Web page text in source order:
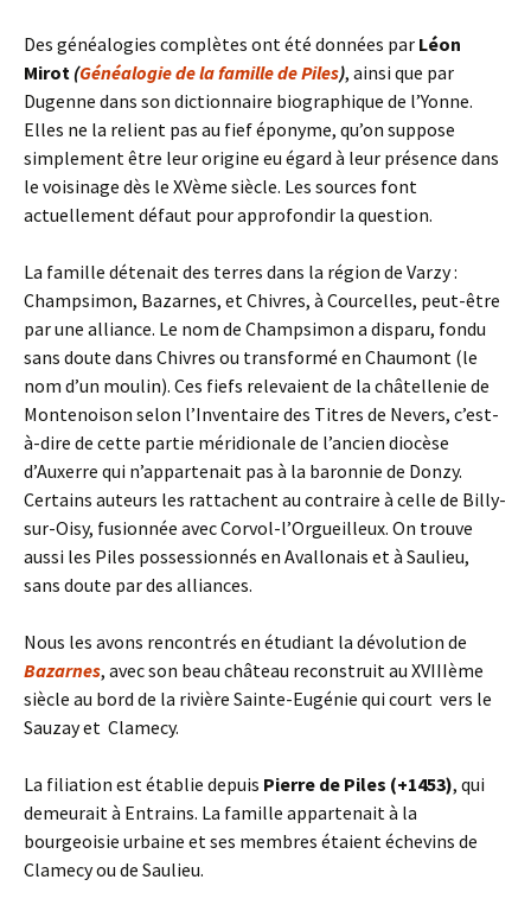
Des généalogies complètes ont été données par Léon
Mirot (Généalogie de la famille de Piles), ainsi que par
Dugenne dans son dictionnaire biographique de l’Yonne.
Elles ne la relient pas au fief éponyme, qu’on suppose
simplement être leur origine eu égard à leur présence dans
le voisinage dès le XVème siècle. Les sources font
actuellement défaut pour approfondir la question.
La famille détenait des terres dans la région de Varzy :
Champsimon, Bazarnes, et Chivres, à Courcelles, peut-être
par une alliance. Le nom de Champsimon a disparu, fondu
sans doute dans Chivres ou transformé en Chaumont (le
nom d’un moulin). Ces fiefs relevaient de la châtellenie de
Montenoison selon l’Inventaire des Titres de Nevers, c’est-
à-dire de cette partie méridionale de l’ancien diocèse
d’Auxerre qui n’appartenait pas à la baronnie de Donzy.
Certains auteurs les rattachent au contraire à celle de Billy-
sur-Oisy, fusionnée avec Corvol-l’Orgueilleux. On trouve
aussi les Piles possessionnés en Avallonais et à Saulieu,
sans doute par des alliances.
Nous les avons rencontrés en étudiant la dévolution de
Bazarnes, avec son beau château reconstruit au XVIIIème
siècle au bord de la rivière Sainte-Eugénie qui court vers le
Sauzay et Clamecy.
La filiation est établie depuis Pierre de Piles (+1453), qui
demeurait à Entrains. La famille appartenait à la
bourgeoisie urbaine et ses membres étaient échevins de
Clamecy ou de Saulieu.